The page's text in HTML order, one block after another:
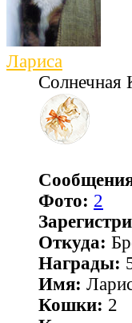
Лариса
Солнечная
Фото: 2
Откуда:
Награды:
Имя:
Кошки: 2